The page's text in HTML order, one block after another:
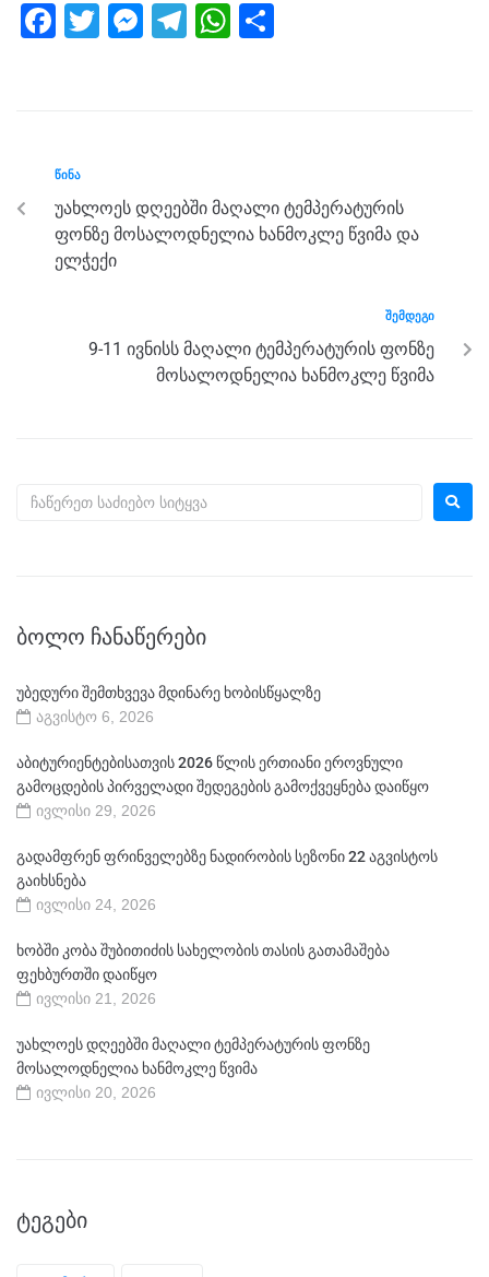
F
b
o
o
k
T
M
g
er
T
m
W
p
p
ᲬᲘᲜᲐ
უახლოეს დღეებში მაღალი ტემპერატურის
ფონზე მოსალოდნელია ხანმოკლე წვიმა და
ელჭექი
ᲨᲔᲛᲓᲔᲒᲘ
9-11 ივნისს მაღალი ტემპერატურის ფონზე
მოსალოდნელია ხანმოკლე წვიმა
ᲑᲝᲚᲝ ᲩᲐᲜᲐᲬᲔᲠᲔᲑᲘ
უბედური შემთხვევა მდინარე ხობისწყალზე
აგვისტო 6, 2026
აბიტურიენტებისათვის 2026 წლის ერთიანი ეროვნული
გამოცდების პირველადი შედეგების გამოქვეყნება დაიწყო
ივლისი 29, 2026
გადამფრენ ფრინველებზე ნადირობის სეზონი 22 აგვისტოს
გაიხსნება
ივლისი 24, 2026
ხობში კობა შუბითიძის სახელობის თასის გათამაშება
ფეხბურთში დაიწყო
ივლისი 21, 2026
უახლოეს დღეებში მაღალი ტემპერატურის ფონზე
მოსალოდნელია ხანმოკლე წვიმა
ივლისი 20, 2026
ᲢᲔᲒᲔᲑᲘ